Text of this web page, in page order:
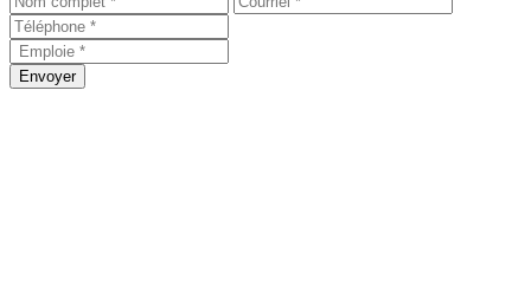
Envoyer